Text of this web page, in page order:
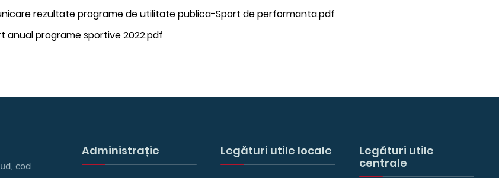
rezultate programe de utilitate publica-Sport de performanta.pdf
anual programe sportive 2022.pdf
cod
Administrație Legături utile locale
Legături utile
centrale